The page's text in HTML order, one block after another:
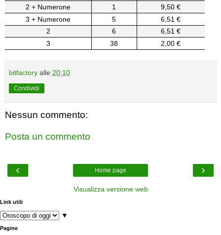
2 + Numerone
1
9,50 €
3 + Numerone
5
6,51 €
2
6
6,51 €
3
38 2,00 €
bitfactory alle 20:10
Condividi
Nessun commento:
Posta un commento
‹ ›
Home page
Visualizza versione web
Link utili
▼
Pagine